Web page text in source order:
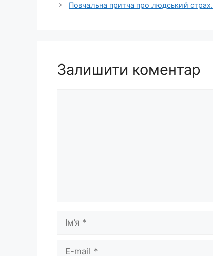
Повчальна притча про людський
Залишити коментар
Ім’я